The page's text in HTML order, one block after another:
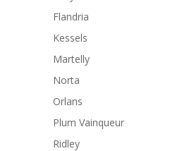
Flandria
Kessels
Martelly
Norta
Orlans
Plum Vainqueur
Ridley